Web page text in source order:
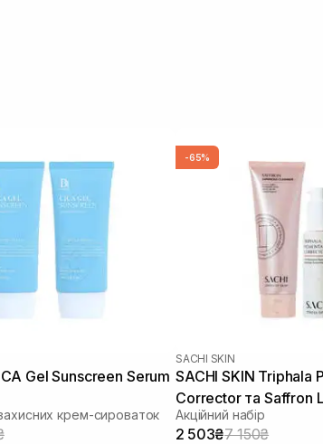
Gel Sunscreen Serum
крем-сироваток
-65%
SACHI SKIN
SACHI SKIN Triphala
Corrector та Saffron
Cleanser
Акційний набір
2 503₴7 150₴